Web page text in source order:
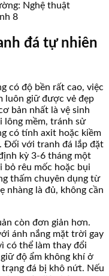
Nghệ thuật
8
đá tự nhiên
có độ bền rất cao, việc
luôn giữ được vẻ đẹp
bản nhất là vệ sinh
lông mềm, tránh sử
có tính axit hoặc kiềm
Đối với tranh đá lắp đặt
kỳ 3-6 tháng một
bỏ rêu mốc hoặc bụi
thấm chuyên dụng từ
nhàng là đủ, không cần
còn đơn giản hơn.
ánh nắng mặt trời gay
có thể làm thay đổi
độ ẩm không khí ở
đá bị khô nứt. Nếu